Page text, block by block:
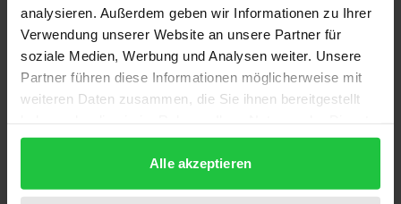
analysieren. Außerdem geben wir Informationen zu Ihrer
Verwendung unserer Website an unsere Partner für
soziale Medien, Werbung und Analysen weiter. Unsere
Partner führen diese Informationen möglicherweise mit
weiteren Daten zusammen, die Sie ihnen bereitgestellt
gesammelt haben.
Alle akzeptieren
der historischen Rekonstruktion stehen die
Völkerrechtslehren Hans Kelsens und seiner
wichtigsten Schüler. Vor dem Hintergrund der
völkerrechtstheoretischen und rechtspolitischen
Debatten seiner Zeit wird ein übergreifender
Erklärungsansatz für die spezifische Ausrichtung
und innere Struktur des völkerrechtlichen Werkes
Hans Kelsens entwickelt. Im Vordergrund steht die